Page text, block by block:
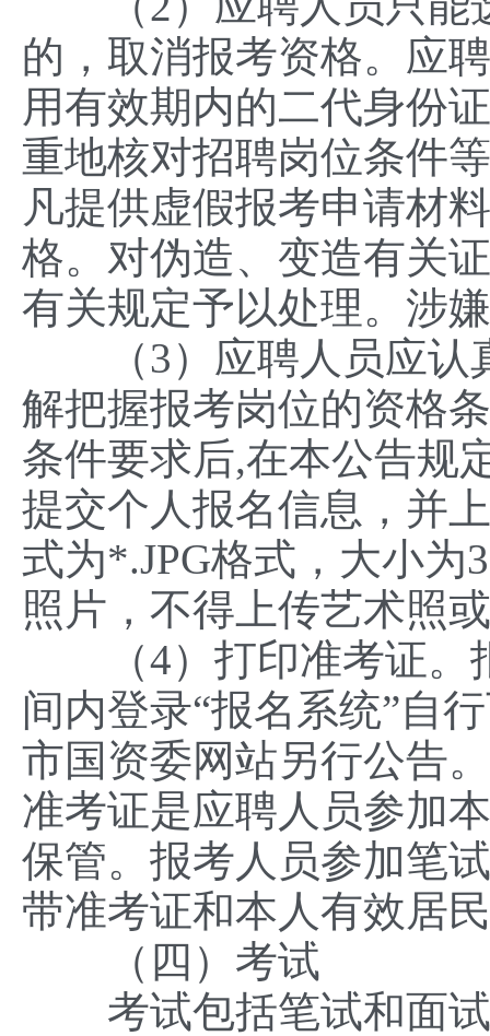
的，取消报考资格。应
用有效期内的二代身份
重地核对招聘岗位条件
凡提供虚假报考申请材
格。对伪造、变造有关
有关规定予以处理。涉
（3）应聘人员应认
解把握报考岗位的资格
条件要求后,在本公告规
提交个人报名信息，并
式为*.JPG格式，大小
照片，不得上传艺术照
（4）打印准考证。
间内登录“报名系统”自
市国资委网站另行公告
准考证是应聘人员参加
保管。报考人员参加笔
带准考证和本人有效居
（四）考试
考试包括笔试和面试